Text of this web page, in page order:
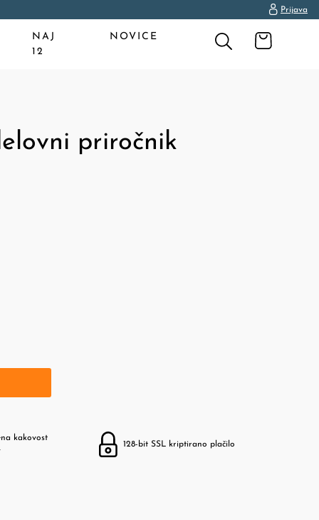
Prijava
NAJ
12
NOVICE
priročnik
kakovost
128-bit SSL kriptirano plačilo